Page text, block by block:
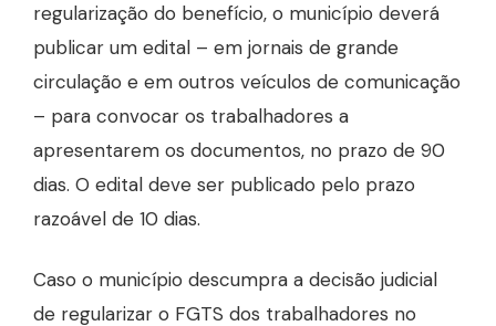
regularização do benefício, o município deverá
publicar um edital – em jornais de grande
circulação e em outros veículos de comunicação
– para convocar os trabalhadores a
apresentarem os documentos, no prazo de 90
dias. O edital deve ser publicado pelo prazo
razoável de 10 dias.
Caso o município descumpra a decisão judicial
de regularizar o FGTS dos trabalhadores no